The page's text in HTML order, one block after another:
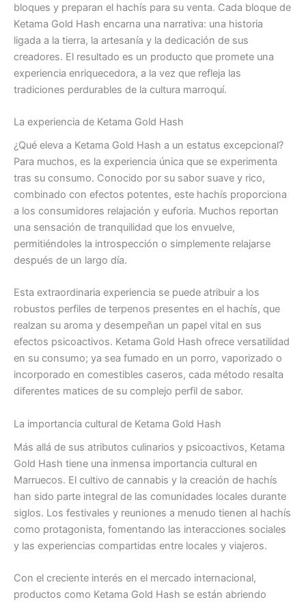
bloques y preparan el hachís para su venta. Cada bloque de
Ketama Gold Hash encarna una narrativa: una historia
ligada a la tierra, la artesanía y la dedicación de sus
creadores. El resultado es un producto que promete una
experiencia enriquecedora, a la vez que refleja las
tradiciones perdurables de la cultura marroquí.
La experiencia de Ketama Gold Hash
¿Qué eleva a Ketama Gold Hash a un estatus excepcional?
Para muchos, es la experiencia única que se experimenta
tras su consumo. Conocido por su sabor suave y rico,
combinado con efectos potentes, este hachís proporciona
a los consumidores relajación y euforia. Muchos reportan
una sensación de tranquilidad que los envuelve,
permitiéndoles la introspección o simplemente relajarse
después de un largo día.
Esta extraordinaria experiencia se puede atribuir a los
robustos perfiles de terpenos presentes en el hachís, que
realzan su aroma y desempeñan un papel vital en sus
efectos psicoactivos. Ketama Gold Hash ofrece versatilidad
en su consumo; ya sea fumado en un porro, vaporizado o
incorporado en comestibles caseros, cada método resalta
diferentes matices de su complejo perfil de sabor.
La importancia cultural de Ketama Gold Hash
Más allá de sus atributos culinarios y psicoactivos, Ketama
Gold Hash tiene una inmensa importancia cultural en
Marruecos. El cultivo de cannabis y la creación de hachís
han sido parte integral de las comunidades locales durante
siglos. Los festivales y reuniones a menudo tienen al hachís
como protagonista, fomentando las interacciones sociales
y las experiencias compartidas entre locales y viajeros.
Con el creciente interés en el mercado internacional,
productos como Ketama Gold Hash se están abriendo